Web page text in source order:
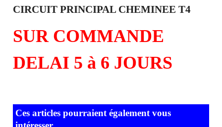
Les circuits imprimés ne sont ni repris
SUR COMMANDE
DELAI 5 à 6 JOURS